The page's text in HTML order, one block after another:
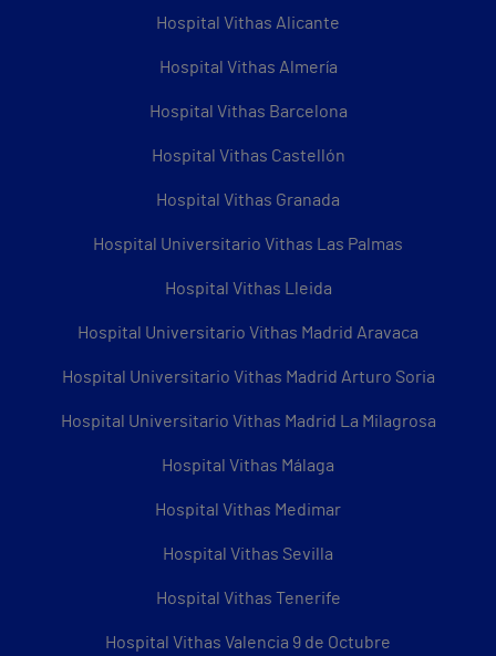
Hospital Vithas Alicante
Hospital Vithas Almería
Hospital Vithas Barcelona
Hospital Vithas Castellón
Hospital Vithas Granada
Hospital Universitario Vithas Las Palmas
Hospital Vithas Lleida
Hospital Universitario Vithas Madrid Aravaca
Hospital Universitario Vithas Madrid Arturo Soria
Hospital Universitario Vithas Madrid La Milagrosa
Hospital Vithas Málaga
Hospital Vithas Medimar
Hospital Vithas Sevilla
Hospital Vithas Tenerife
Hospital Vithas Valencia 9 de Octubre